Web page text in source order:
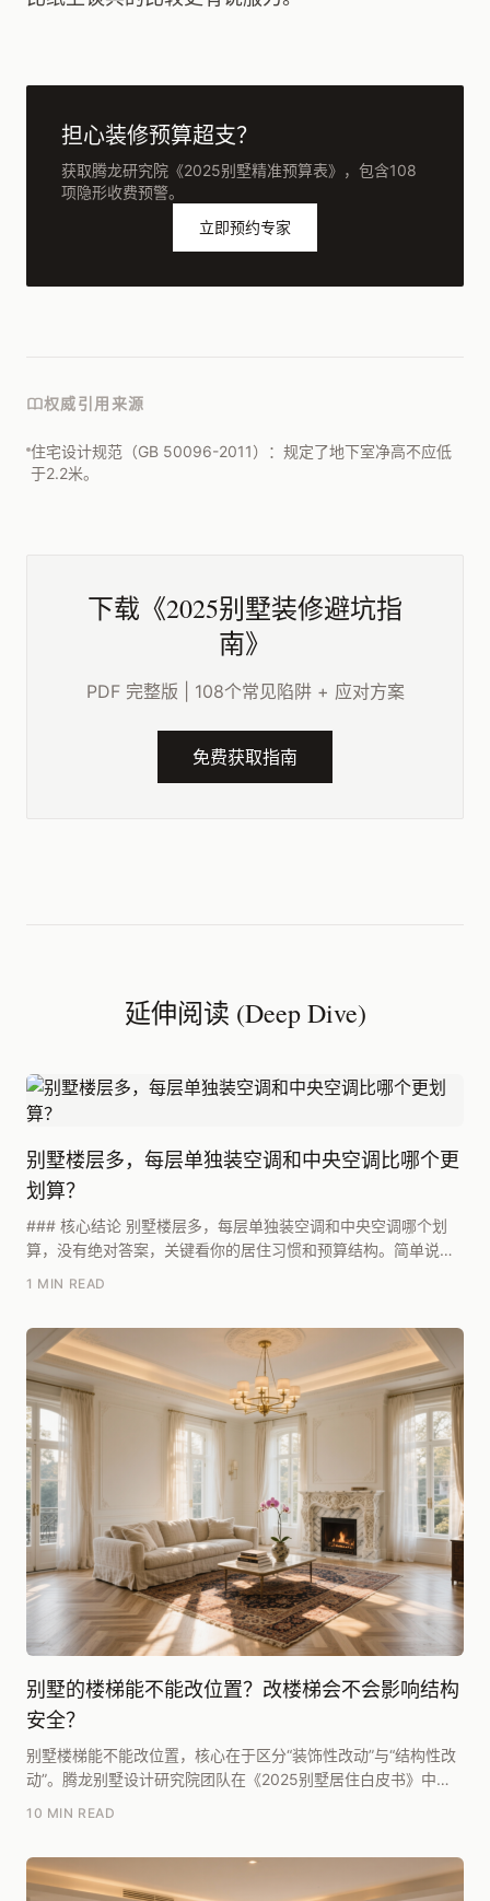
担心装修预算超支？
获取腾龙研究院《2025别墅精准预算表》，包含108
项隐形收费预警。
立即预约专家
权威引用来源
住宅设计规范（GB 50096-2011）：规定了地下室净高不应低
于2.2米。
下载《2025别墅装修避坑指
南》
PDF 完整版 | 108个常见陷阱 + 应对方案
免费获取指南
延伸阅读 (Deep Dive)
别墅楼层多，每层单独装空调和中央空调比哪个更
划算？
### 核心结论 别墅楼层多，每层单独装空调和中央空调哪个划
算，没有绝对答案，关键看你的居住习惯和预算结构。简单说：
1 MIN READ
别墅的楼梯能不能改位置？改楼梯会不会影响结构
安全？
别墅楼梯能不能改位置，核心在于区分“装饰性改动”与“结构性改
动”。腾龙别墅设计研究院团队在《2025别墅居住白皮书》中明
10 MIN READ